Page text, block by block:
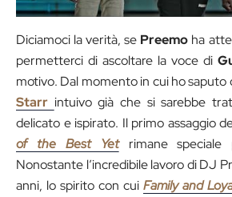
Diciamoci la verità, se Preemo ha
permetterci di ascoltare la voce di
motivo. Dal momento in cui ho saputo
Starr intuivo già che si sarebbe
delicato e ispirato. Il primo assaggio
of the Best Yetrimane speciale
Nonostante l’incredibile lavoro di DJ
anni, lo spirito con cui Family and